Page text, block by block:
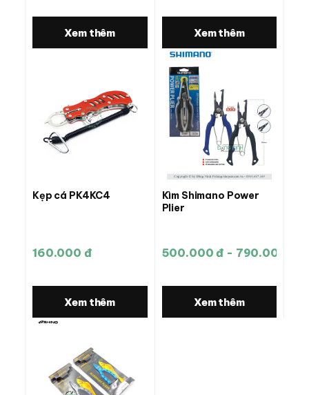
Xem thêm Xem thêm
Kẹp cá PK4KC4
160.000 đ
Xem thêm
Kìm Shimano Power
Plier
500.000 đ - 790.000 đ
Xem thêm